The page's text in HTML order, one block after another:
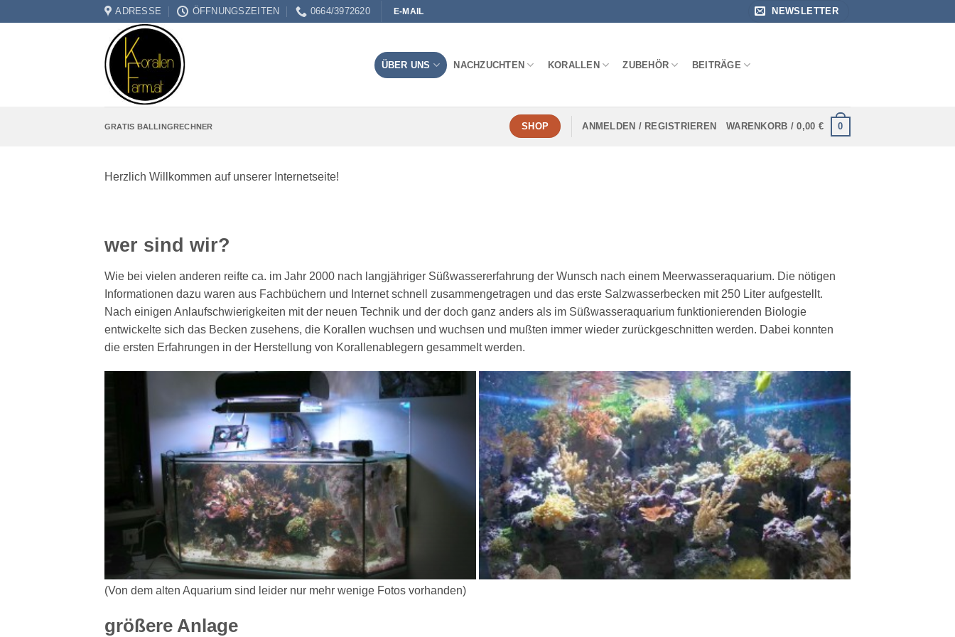
Inhalt
ADRESSE ÖFFNUNGSZEITEN 0664/3972620 E-MAIL NEWSLETTER
ÜBER UNS NACHZUCHTEN KORALLEN ZUBEHÖR BEITRÄGE
GRATIS BALLINGRECHNER SHOP ANMELDEN / REGISTRIEREN WARENKORB /0,00 € 0
Herzlich Willkommen auf unserer Internetseite!
wer sind wir?
Wie bei vielen anderen reifte ca. im Jahr 2000 nach langjähriger Süßwassererfahrung der Wunsch nach einem Meerwasseraquarium. Die nötigen
Informationen dazu waren aus Fachbüchern und Internet schnell zusammengetragen und das erste Salzwasserbecken mit 250 Liter aufgestellt.
Nach einigen Anlaufschwierigkeiten mit der neuen Technik und der doch ganz anders als im Süßwasseraquarium funktionierenden Biologie
entwickelte sich das Becken zusehens, die Korallen wuchsen und wuchsen und mußten immer wieder zurückgeschnitten werden. Dabei konnten
die ersten Erfahrungen in der Herstellung von Korallenablegern gesammelt werden.
(Von dem alten Aquarium sind leider nur mehr wenige Fotos vorhanden)
größere Anlage